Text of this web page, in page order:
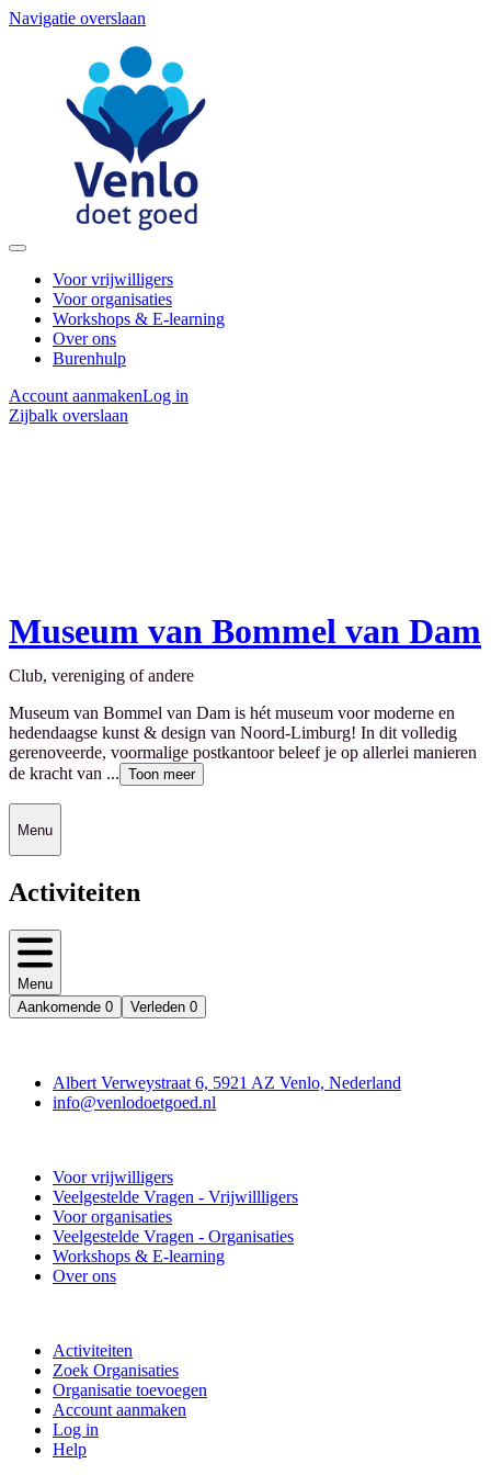
Navigatie overslaan
Voor vrijwilligers
Voor organisaties
Workshops & E-learning
Over ons
Burenhulp
Account aanmakenLog in
Zijbalk overslaan
Museum van Bommel van Dam
Club, vereniging of andere
Museum van Bommel van Dam is hét museum voor moderne en
hedendaagse kunst & design van Noord-Limburg! In dit volledig
gerenoveerde, voormalige postkantoor beleef je op allerlei manieren
de kracht van ... Toon meer
Menu
Activiteiten
Menu
Aankomende 0 Verleden 0
Albert Verweystraat 6, 5921 AZ Venlo, Nederland
info@venlodoetgoed.nl
Voor vrijwilligers
Veelgestelde Vragen - Vrijwillligers
Voor organisaties
Veelgestelde Vragen - Organisaties
Workshops & E-learning
Over ons
Activiteiten
Zoek Organisaties
Organisatie toevoegen
Account aanmaken
Log in
Help